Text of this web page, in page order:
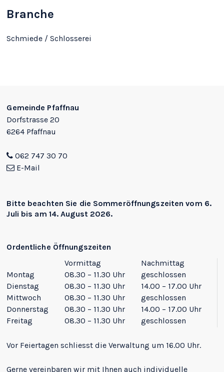
Branche
Schmiede / Schlosserei
Gemeinde Pfaffnau
Dorfstrasse 20
6264 Pfaffnau
062 747 30 70
E-Mail
Bitte beachten Sie die Sommeröffnungszeiten vom 6.
Juli bis am 14. August 2026.
Ordentliche Öffnungszeiten
Vormittag
Nachmittag
Montag
08.30 – 11.30 Uhr
geschlossen
Dienstag
08.30 – 11.30 Uhr
14.00 – 17.00 Uhr
Mittwoch
08.30 – 11.30 Uhr
geschlossen
Donnerstag
08.30 – 11.30 Uhr
14.00 – 17.00 Uhr
Freitag
08.30 – 11.30 Uhr geschlossen
Vor Feiertagen schliesst die Verwaltung um 16.00 Uhr.
Gerne vereinbaren wir mit Ihnen auch individuelle